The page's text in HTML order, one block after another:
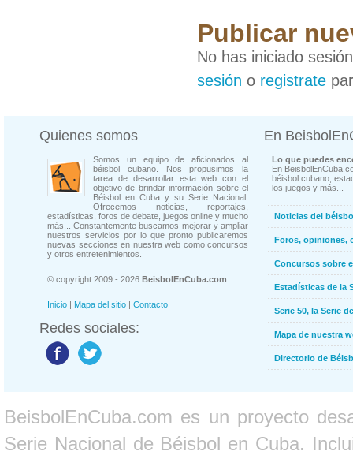
Publicar
No has iniciado
sesión o registrate
Quienes somos
Somos un equipo de aficionados al
béisbol cubano. Nos propusimos la
tarea de desarrollar esta web con el
objetivo de brindar información sobre el
Béisbol en Cuba y su Serie Nacional.
Ofrecemos noticias, reportajes,
estadísticas, foros de debate, juegos online y mucho
más... Constantemente buscamos mejorar y ampliar
nuestros servicios por lo que pronto publicaremos
nuevas secciones en nuestra web como concursos
y otros entretenimientos.
© copyright 2009 - 2026 BeisbolEnCuba.com
Inicio | Mapa del sitio | Contacto
Redes sociales:
En
Lo que puedes
En
béisbol cubano,
los juegos y más...
Noticias del
Foros, opiniones,
Concursos sobre
Estadísticas de la
Serie 50, la Serie
Mapa de nuestra
Directorio de
BeisbolEnCuba.com es un proyecto
Serie Nacional de Béisbol en Cuba.